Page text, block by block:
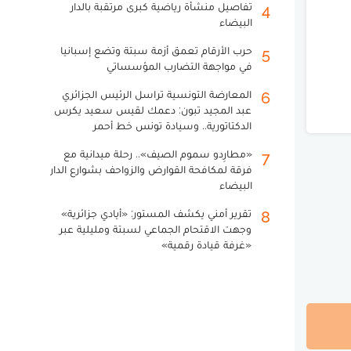
4
تفاصيل منشأة رياضية كبرى مرتقبة بالدار
البيضاء
5
حرب الأرقام تعمق أزمة سبتة وتضع إسبانيا
في مواجهة التضارب المؤسساتي
6
المعارضة التونسية تراسل الرئيس الجزائري
عبد المجيد تبون: دعمك لقيس سعيد يكرس
الدكتاتورية.. وسيادة تونس خط أحمر
7
«مطارِدو سموم الصيف».. رحلة ميدانية مع
فرقة لمكافحة القوارض والزواحف بشوارع الدار
البيضاء
8
تقرير أمني يكشف المستور: «أيادي جزائرية»
وجهت الاقتحام الجماعي لسبتة ومليلية عبر
«غرفة قيادة رقمية»